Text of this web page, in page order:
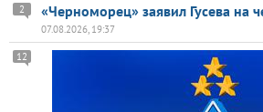
«Черноморец» заявил Гусева на
2
07.08.2026, 19:37
12